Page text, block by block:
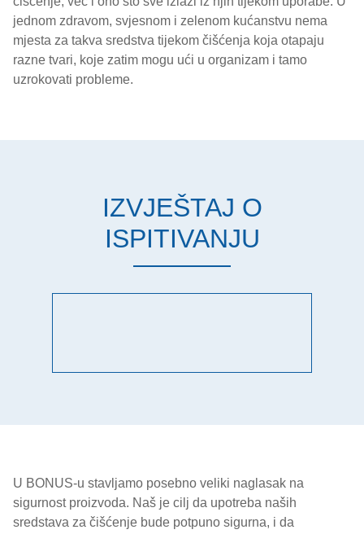
jednom zdravom, svjesnom i zelenom kućanstvu nema
mjesta za takva sredstva tijekom čišćenja koja otapaju
razne tvari, koje zatim mogu ući u organizam i tamo
uzrokovati probleme.
IZVJEŠTAJ O
ISPITIVANJU
U BONUS-u stavljamo posebno veliki naglasak na
sigurnost proizvoda. Naš je cilj da upotreba naših
sredstava za čišćenje bude potpuno sigurna, i da